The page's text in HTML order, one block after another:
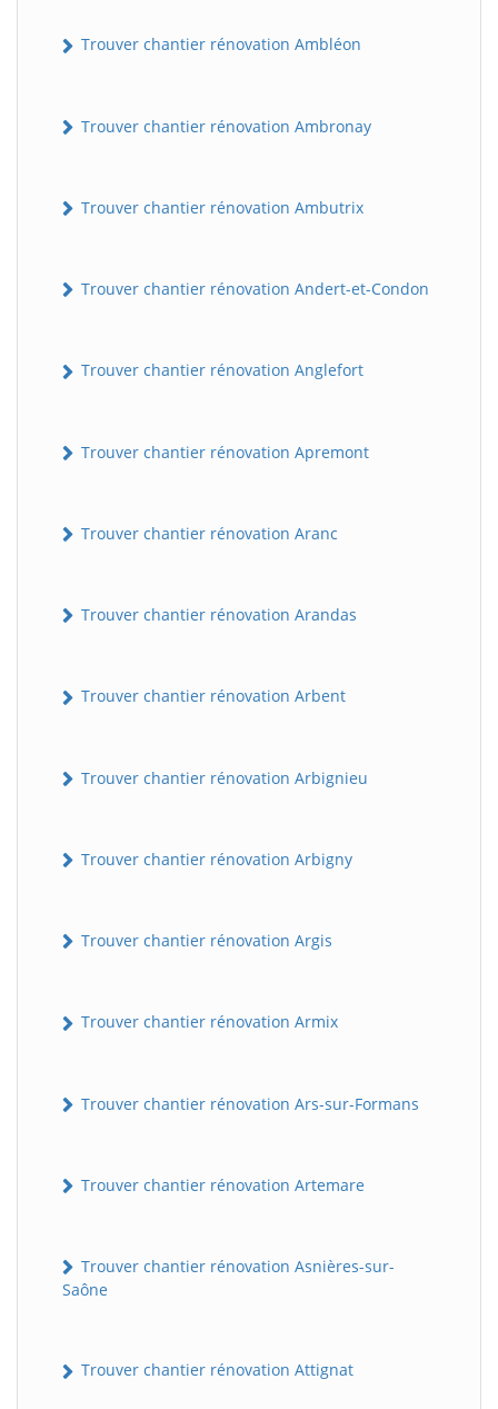
Trouver chantier rénovation Ambléon
Trouver chantier rénovation Ambronay
Trouver chantier rénovation Ambutrix
Trouver chantier rénovation Andert-et-Condon
Trouver chantier rénovation Anglefort
Trouver chantier rénovation Apremont
Trouver chantier rénovation Aranc
Trouver chantier rénovation Arandas
Trouver chantier rénovation Arbent
Trouver chantier rénovation Arbignieu
Trouver chantier rénovation Arbigny
Trouver chantier rénovation Argis
Trouver chantier rénovation Armix
Trouver chantier rénovation Ars-sur-Formans
Trouver chantier rénovation Artemare
Trouver chantier rénovation Asnières-sur-
Saône
Trouver chantier rénovation Attignat